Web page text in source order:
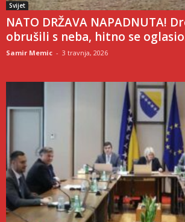
Svijet
NATO DRŽAVA NAPADNUTA!
obrušili s neba, hitno se
Samir Memic - 3 travnja, 2026